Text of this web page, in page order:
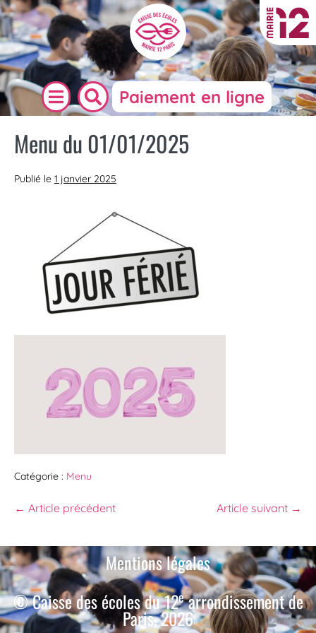
Paiement en ligne
Menu du 01/01/2025
Publié le 1 janvier 2025
Catégorie : Menu
← Article précédent Article suivant →
Mentions légales
© Caisse des écoles du 12earrondissement de
Paris, 2026